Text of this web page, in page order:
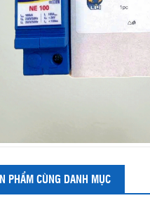
PHẨM CÙNG DANH MỤC